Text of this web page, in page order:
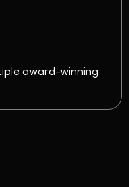
award-winning